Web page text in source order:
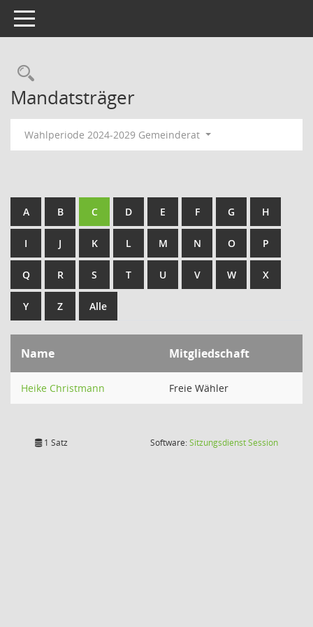
Toggle navigation
Rechercheauswahl
Mandatsträger
Wahlperiode 2024-2029 Gemeinderat
A B C D E F G H
I J K L M N O P
Q R S T U V W X
Y Z Alle
Name Mitgliedschaft
Heike Christmann Freie Wähler
1 Satz Software:SitzungsdienstSession(Wird in